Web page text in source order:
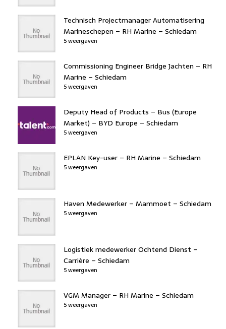
Technisch Projectmanager Automatisering
Marineschepen – RH Marine – Schiedam
5 weergaven
Commissioning Engineer Bridge Jachten – RH
Marine – Schiedam
5 weergaven
Deputy Head of Products – Bus (Europe
Market) – BYD Europe – Schiedam
5 weergaven
EPLAN Key-user – RH Marine – Schiedam
5 weergaven
Haven Medewerker – Mammoet – Schiedam
5 weergaven
Logistiek medewerker Ochtend Dienst –
Carrière – Schiedam
5 weergaven
VGM Manager – RH Marine – Schiedam
5 weergaven